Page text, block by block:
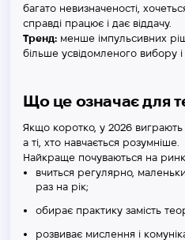
багато невизначеності,
справді працює і дає віддачу.
Тренд: менше імпульсивних
більше усвідомленого вибору і
Що це означає для
Якщо коротко, у 2026 виграють
а ті, хто навчається розумніше.
Найкраще почуваються на
вчиться регулярно,
раз на рік;
обирає практику замість
розвиває мислення і